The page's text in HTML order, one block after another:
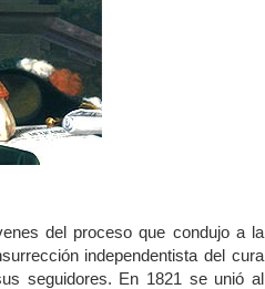
del proceso que condujo a la
independentista del cura
seguidores. En 1821 se unió al